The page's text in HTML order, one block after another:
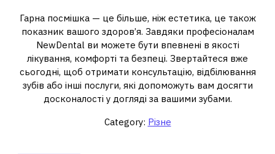
Гарна посмішка — це більше, ніж естетика, це також
показник вашого здоров’я. Завдяки професіоналам
NewDental ви можете бути впевнені в якості
лікування, комфорті та безпеці. Звертайтеся вже
сьогодні, щоб отримати консультацію, відбілювання
зубів або інші послуги, які допоможуть вам досягти
досконалості у догляді за вашими зубами.
Category: Різне